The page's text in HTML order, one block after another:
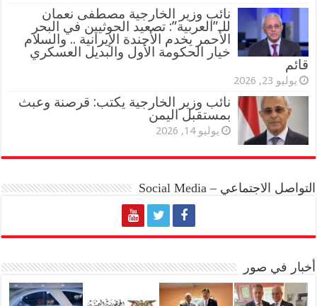
نائب وزير الخارجية مصطفى نعمان
للـ”العربية”: تصعيد الحوثيين في البحر
الأحمر يخدم الأجندة الإيرانية .. والسلام
خيار الحكومة الأول والبديل العسكري
قائم
يوليو 23, 2026
نائب وزير الخارجية يكتب: قرصنة وعبث
بمستقبل اليمن
يوليو 14, 2026
التواصل الاجتماعي – Social Media
أخبار في صور